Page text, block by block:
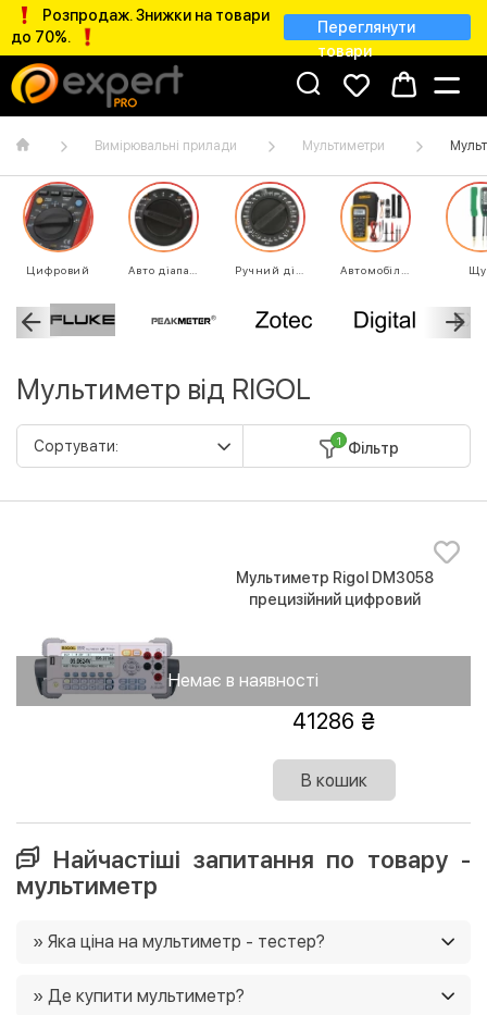
Розпродаж. Знижки на товари
до 70%.
Переглянути
товари
Вимірювальні прилади Мультиметри
Цифровий
Мультиметр від RIGOL
1 Фільтр
Немає в наявності
Мультиметр Rigol DM3058
прецизійний цифровий
41286
В кошик
Найчастіші запитання по товару -
мультиметр
» Яка ціна на мультиметр - тестер?
у нас постійно діють акції, і часто є можливість
» Де купити мультиметр?